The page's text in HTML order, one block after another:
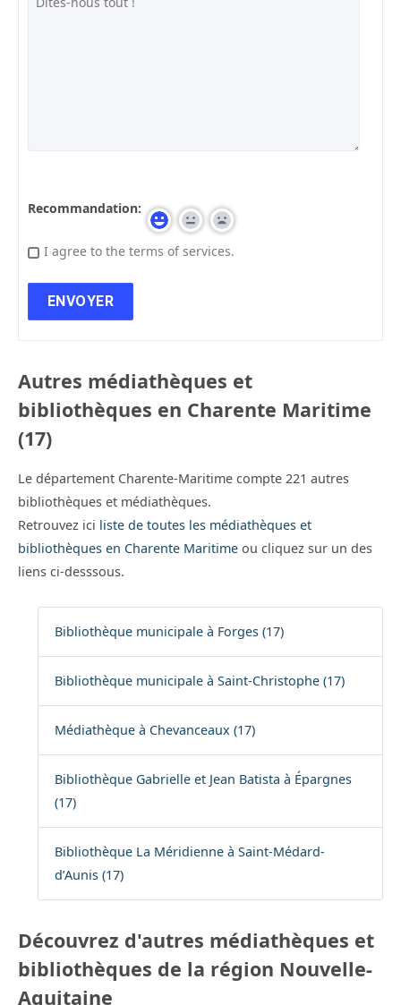
Recommandation:
I agree to the terms of services.
Autres médiathèques et
bibliothèques en Charente Maritime
(17)
Le département Charente-Maritime compte 221 autres
bibliothèques et médiathèques.
Retrouvez ici liste de toutes les médiathèques et
bibliothèques en Charente Maritime ou cliquez sur un des
liens ci-desssous.
Bibliothèque municipale à Forges (17)
Bibliothèque municipale à Saint-Christophe (17)
Médiathèque à Chevanceaux (17)
Bibliothèque Gabrielle et Jean Batista à Épargnes
(17)
Bibliothèque La Méridienne à Saint-Médard-
d’Aunis (17)
Découvrez d'autres médiathèques et
bibliothèques de la région Nouvelle-
Aquitaine